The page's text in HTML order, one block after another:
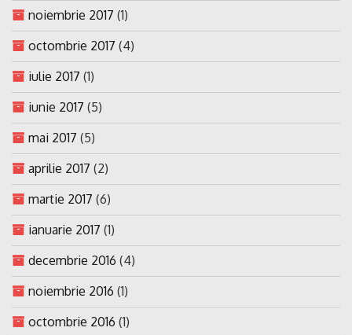
noiembrie 2017 (1)
octombrie 2017 (4)
iulie 2017 (1)
iunie 2017 (5)
mai 2017 (5)
aprilie 2017 (2)
martie 2017 (6)
ianuarie 2017 (1)
decembrie 2016 (4)
noiembrie 2016 (1)
octombrie 2016 (1)